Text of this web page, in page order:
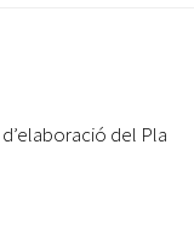
del Pla